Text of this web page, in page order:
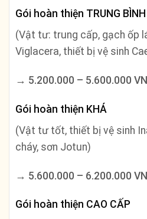
Gói hoàn thiện TRUNG BÌNH
(Vật tư: trung cấp, gạch ốp
Viglacera, thiết bị vệ sinh
→ 5.200.000 – 5.600.000
Gói hoàn thiện KHÁ
(Vật tư tốt, thiết bị vệ sinh
cháy, sơn Jotun)
→ 5.600.000 – 6.200.000
Gói hoàn thiện CAO CẤP